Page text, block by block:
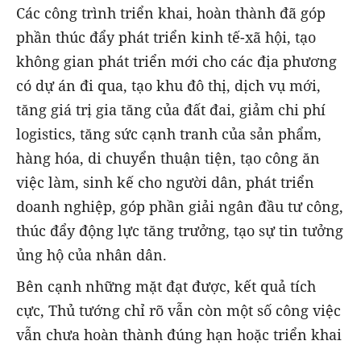
Các công trình triển khai, hoàn thành đã góp
phần thúc đẩy phát triển kinh tế-xã hội, tạo
không gian phát triển mới cho các địa phương
có dự án đi qua, tạo khu đô thị, dịch vụ mới,
tăng giá trị gia tăng của đất đai, giảm chi phí
logistics, tăng sức cạnh tranh của sản phẩm,
hàng hóa, di chuyển thuận tiện, tạo công ăn
việc làm, sinh kế cho người dân, phát triển
doanh nghiệp, góp phần giải ngân đầu tư công,
thúc đẩy động lực tăng trưởng, tạo sự tin tưởng
ủng hộ của nhân dân.
Bên cạnh những mặt đạt được, kết quả tích
cực, Thủ tướng chỉ rõ vẫn còn một số công việc
vẫn chưa hoàn thành đúng hạn hoặc triển khai